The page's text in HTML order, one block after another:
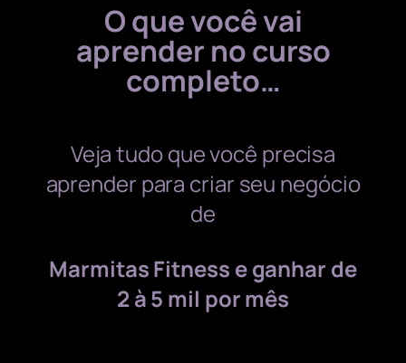
O que você vai
aprender no curso
completo…
Vejatudo que você precisa
aprender para criar seu negócio
de
Marmitas Fitness eganhar de
2 à 5 mil por mês